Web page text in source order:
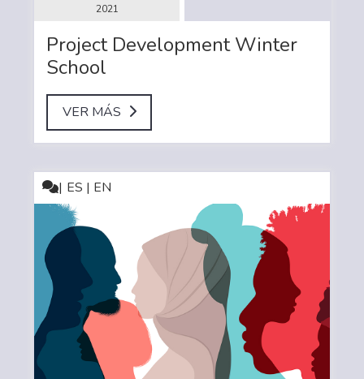
2021
Project Development Winter
School
VER MÁS
ES | EN